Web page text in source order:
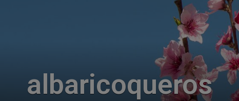
albaricoqueros